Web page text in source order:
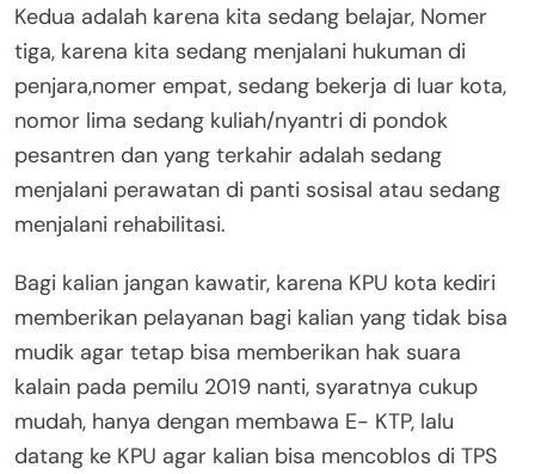
Kedua adalah karena kita sedang belajar, Nomer
tiga, karena kita sedang menjalani hukuman di
penjara,nomer empat, sedang bekerja di luar kota,
nomor lima sedang kuliah/nyantri di pondok
pesantren dan yang terkahir adalah sedang
menjalani perawatan di panti sosisal atau sedang
menjalani rehabilitasi.
Bagi kalian jangan kawatir, karena KPU kota kediri
memberikan pelayanan bagi kalian yang tidak bisa
mudik agar tetap bisa memberikan hak suara
kalain pada pemilu 2019 nanti, syaratnya cukup
mudah, hanya dengan membawa E- KTP, lalu
datang ke KPU agar kalian bisa mencoblos di TPS